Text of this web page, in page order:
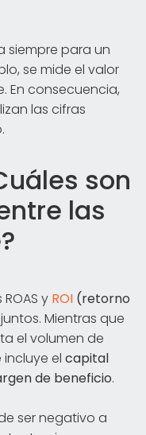
siempre para un
se mide el valor
En consecuencia,
las cifras
son
las
y ROI (retorno
Mientras que
el volumen de
incluye el capital
de beneficio.
ser negativo a